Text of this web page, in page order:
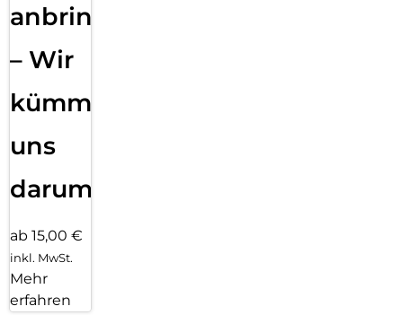
anbringen
– Wir
kümmern
uns
darum!
ab 15,00 €
inkl. MwSt.
Mehr
erfahren